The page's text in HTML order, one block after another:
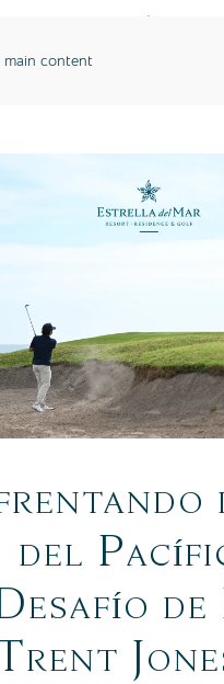
content
del